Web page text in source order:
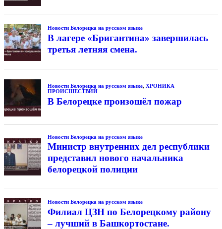
Новости Белорецка на русском языке
В лагере «Бригантина» завершилась
третья летняя смена.
Новости Белорецка на русском языке, ХРОНИКА
ПРОИСШЕСТВИЙ
В Белорецке произошёл пожар
Новости Белорецка на русском языке
Министр внутренних дел республики
представил нового начальника
белорецкой полиции
Новости Белорецка на русском языке
Филиал ЦЗН по Белорецкому району
– лучший в Башкортостане.